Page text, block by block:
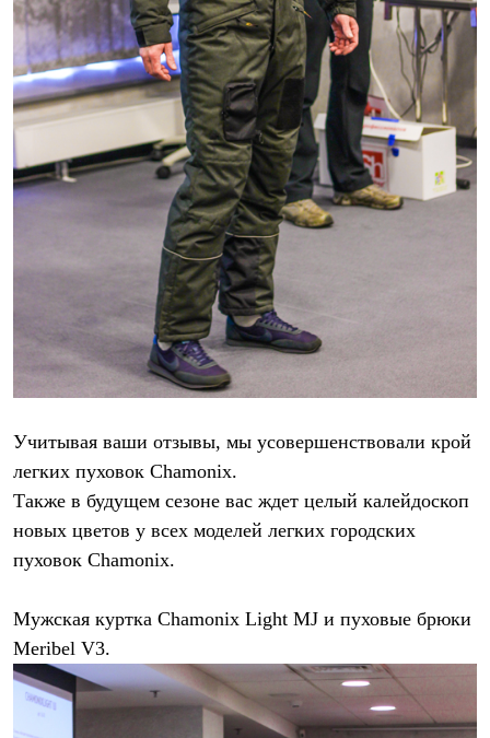
Учитывая ваши отзывы, мы усовершенствовали крой
легких пуховок Chamonix.
Также в будущем сезоне вас ждет целый калейдоскоп
новых цветов у всех моделей легких городских
пуховок Chamonix.
Мужская куртка Chamonix Light MJ и пуховые брюки
Meribel V3.